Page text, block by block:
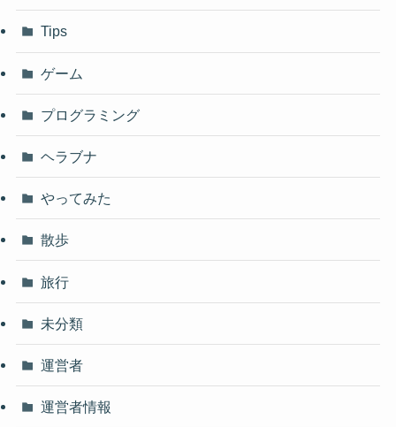
Tips
ゲーム
プログラミング
ヘラブナ
やってみた
散歩
旅行
未分類
運営者
運営者情報